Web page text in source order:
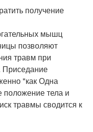
получение
мышц
позволяют
травм при
Приседание
"как Одна
положение тела и
травмы сводится к